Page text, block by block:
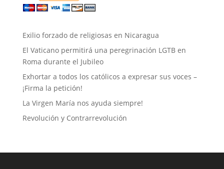
Exilio forzado de religiosas en Nicaragua
El Vaticano permitirá una peregrinación LGTB en
Roma durante el Jubileo
Exhortar a todos los católicos a expresar sus voces –
¡Firma la petición!
La Virgen María nos ayuda siempre!
Revolución y Contrarrevolución